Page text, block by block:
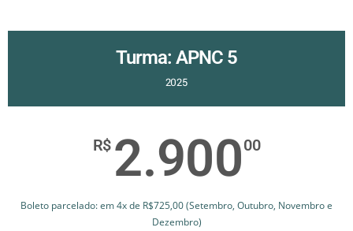
Turma: APNC 5
2025
R$ 2.90000
Boleto parcelado: em 4x de R$725,00 (Setembro, Outubro, Novembro e
Dezembro)